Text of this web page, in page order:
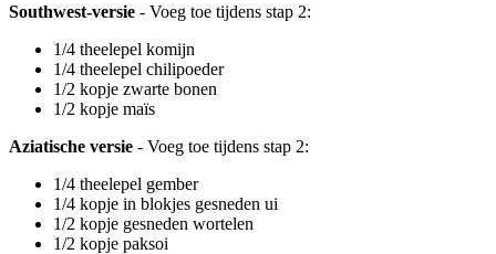
Southwest-versie - Voeg toe tijdens stap 2:
1/4 theelepel komijn
1/4 theelepel chilipoeder
1/2 kopje zwarte bonen
1/2 kopje maïs
Aziatische versie - Voeg toe tijdens stap 2:
1/4 theelepel gember
1/4 kopje in blokjes gesneden ui
1/2 kopje gesneden wortelen
1/2 kopje paksoi